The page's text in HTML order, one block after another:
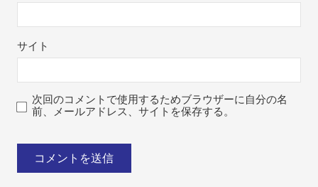
サイト
次回のコメントで使用するためブラウザーに自分の名
前、メールアドレス、サイトを保存する。